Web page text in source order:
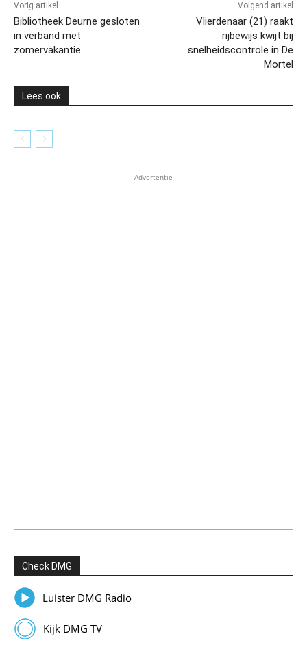
Vorig artikel
Bibliotheek Deurne gesloten
in verband met
zomervakantie
Volgend artikel
Vlierdenaar (21) raakt
rijbewijs kwijt bij
snelheidscontrole in De
Mortel
Lees ook
- Advertentie -
Check DMG
Luister DMG Radio
Kijk DMG TV